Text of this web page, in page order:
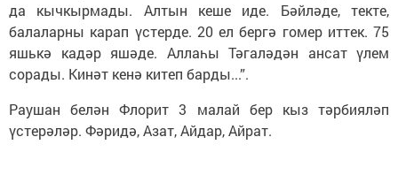
да кычкырмады. Алтын кеше иде. Бәйләде, текте,
балаларны карап үстерде. 20 ел бергә гомер иттек. 75
яшькә кадәр яшәде. Аллаһы Тәгаләдән ансат үлем
сорады. Кинәт кенә китеп барды...”.
Раушан белән Флорит 3 малай бер кыз тәрбияләп
үстерәләр. Фәридә, Азат, Айдар, Айрат.